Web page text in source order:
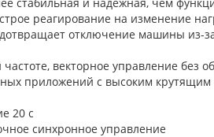
реагирование на изменение
отключение машины из-
векторное управление без
приложений с высоким
20 с
синхронное управление